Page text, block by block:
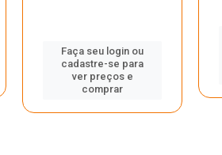
Faça seu login ou
cadastre-se para
ver preços e
comprar